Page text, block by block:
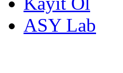
ASY Lab